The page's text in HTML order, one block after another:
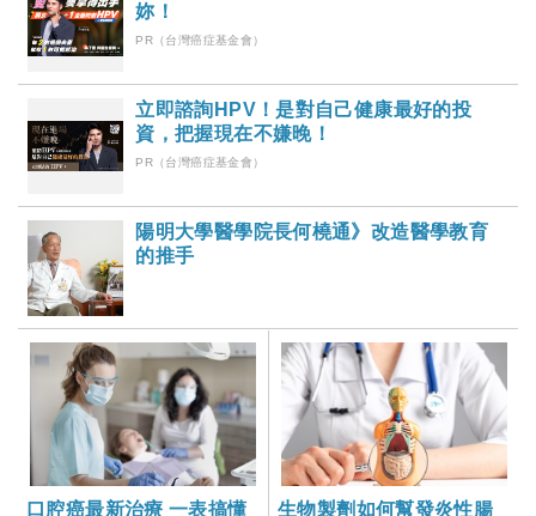
妳！
PR（台灣癌症基金會）
立即諮詢HPV！是對自己健康最好的投
資，把握現在不嫌晚！
PR（台灣癌症基金會）
陽明大學醫學院長何橈通》改造醫學教育
的推手
口腔癌最新治療 一表搞懂 生物製劑如何幫發炎性腸